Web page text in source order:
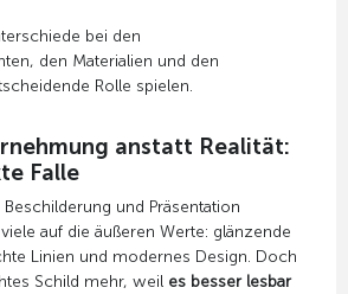
bei den
den Materialien und den
Rolle spielen.
anstatt Realität:
Falle
und Präsentation
auf die äußeren Werte: glänzende
Linien und modernes Design. Doch
Schild mehr, weil es besser lesbar